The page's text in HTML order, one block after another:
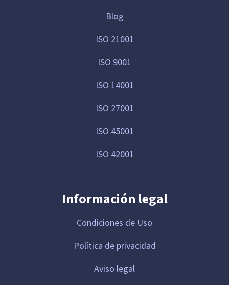
Blog
ISO 21001
ISO 9001
ISO 14001
ISO 27001
ISO 45001
ISO 42001
Información legal
Condiciones de Uso
Política de privacidad
Aviso legal